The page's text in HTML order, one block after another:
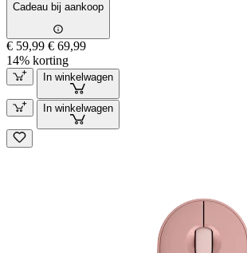
Cadeau bij aankoop
€ 59,99 € 69,99
14% korting
In winkelwagen
In winkelwagen